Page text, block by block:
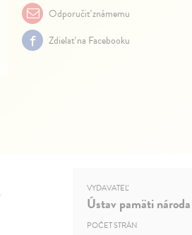
Odporučiť známemu
Zdielať na Facebooku
VYDAVATEĽ
Ústav pamäti národa
POČET STRÁN